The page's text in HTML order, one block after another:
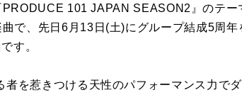
101 JAPAN SEASON2』のテー
で、先日6月13日(土)にグループ結成5周
す。
者を惹きつける天性のパフォーマンス力で